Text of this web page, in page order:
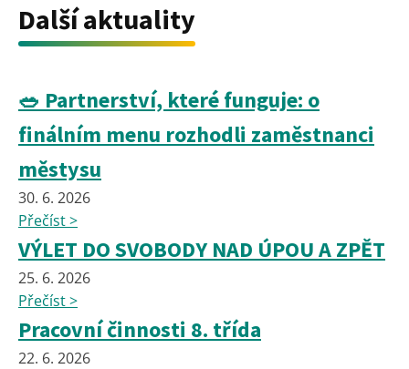
Další aktuality
🥗 Partnerství, které funguje: o
finálním menu rozhodli zaměstnanci
městysu
30. 6. 2026
Přečíst >
VÝLET DO SVOBODY NAD ÚPOU A ZPĚT
25. 6. 2026
Přečíst >
Pracovní činnosti 8. třída
22. 6. 2026